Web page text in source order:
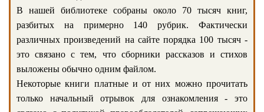
В нашей библиотеке собраны около 70 тысяч книг,
разбитых на примерно 140 рубрик. Фактически
различных произведений на сайте порядка 100 тысяч -
это связано с тем, что сборники рассказов и стихов
выложены обычно одним файлом.
Некоторые книги платные и от них можно прочитать
только начальный отрывок для ознакомления - это